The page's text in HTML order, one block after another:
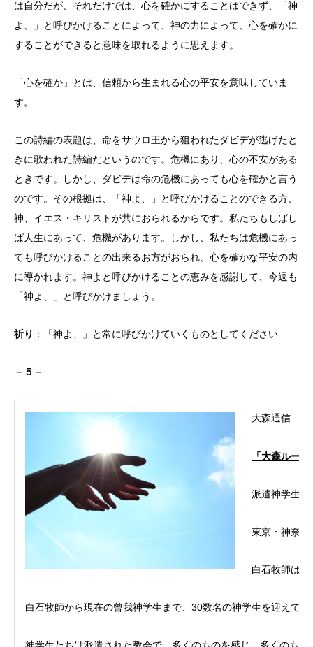
は自分だが、それだけでは、心を確かにすることはできず、「神
よ、」と呼びかけることによって、神の力によって、心を確かに
することができると意味を取れるように思えます。
「心を確か」とは、信頼から生まれる心の平安を意味していま
す。
この詩編の表題は、命をサウロ王から狙われたダビデが逃げたと
きに歌われた詩編だというのです。危機にあり、心の不安がある
ときです。しかし、ダビデは命の危機にあっても心を確かと言う
のです。その根拠は、「神よ、」と呼びかけることのできる方、
神、イエス・キリストが共におられるからです。私たちもしばし
ば人生にあって、危機があります。しかし、私たちは危機にあっ
ても呼びかけることの出来るお方がおられ、心を確かな平安の内
に導かれます。神よと呼びかけることの恵みを感謝して、今週も
「神よ、」と呼びかけましょう。
祈り ：「神よ、」と常に呼びかけていくものとしてください
－５－
大森通信
「大森ルー
派遣神学生
東京・神奈
白石牧師は
白石牧師から現在の曾我神学生まで、30数名の神学生を迎えて
神学生たちは派遣された教会で、多くのものを感じ、多くのも